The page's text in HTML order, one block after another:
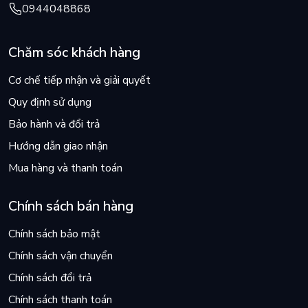
0944048868
Chăm sóc khách hàng
Cơ chế tiếp nhận và giải quyết
Quy định sử dụng
Bảo hành và đổi trả
Hướng dẫn giao nhận
Mua hàng và thanh toán
Chính sách bán hàng
Chính sách bảo mật
Chính sách vận chuyển
Chính sách đổi trả
Chính sách thanh toán